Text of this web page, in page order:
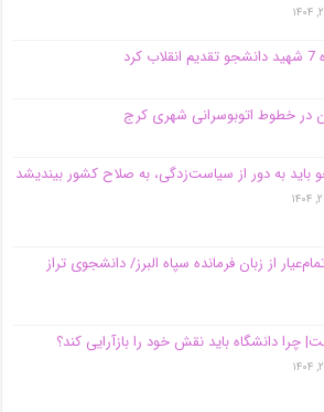
باید به دور از سیاست‌زدگی، به صلاح کشور بیندیشد
از زبان فرمانده سپاه البرز/ دانشجوی تراز
چرا دانشگاه باید نقش خود را بازآرایی کند؟